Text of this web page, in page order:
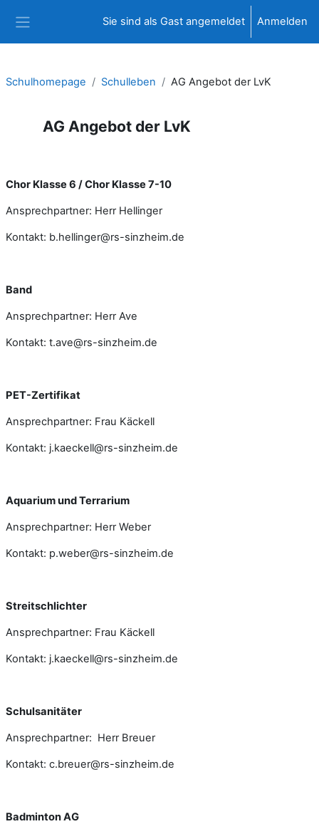
Sie sind als Gast angemeldet Anmelden
Schulhomepage Schulleben AG Angebot der LvK
AG Angebot der LvK
Chor Klasse 6 / Chor Klasse 7-10
Ansprechpartner: Herr Hellinger
Kontakt: b.hellinger@rs-sinzheim.de
Band
Ansprechpartner: Herr Ave
Kontakt: t.ave@rs-sinzheim.de
PET-Zertifikat
Ansprechpartner: Frau Käckell
Kontakt: j.kaeckell@rs-sinzheim.de
Aquarium und Terrarium
Ansprechpartner: Herr Weber
Kontakt: p.weber@rs-sinzheim.de
Streitschlichter
Ansprechpartner: Frau Käckell
Kontakt: j.kaeckell@rs-sinzheim.de
Schulsanitäter
Ansprechpartner: Herr Breuer
Kontakt: c.breuer@rs-sinzheim.de
Badminton AG